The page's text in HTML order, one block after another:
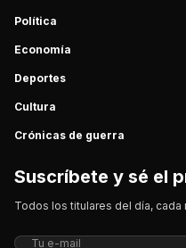
Política
Economía
Deportes
Cultura
Crónicas de guerra
Suscríbete y sé el
Todos los titulares del día, cada